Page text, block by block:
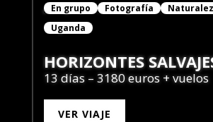
En grupo Fotografía
Uganda
HORIZONTES
13 días – 3180 euros + vuelos
VER VIAJE